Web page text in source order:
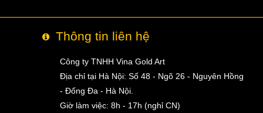
Thông tin liên hệ
Công ty TNHH Vina Gold Art
Địa chỉ tại Hà Nội: Số 48 - Ngõ 26 - Nguyên Hồng
- Đống Đa - Hà Nội.
Giờ làm việc: 8h - 17h (nghỉ CN)